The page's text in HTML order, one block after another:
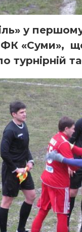
у
«Суми»,
турнірній